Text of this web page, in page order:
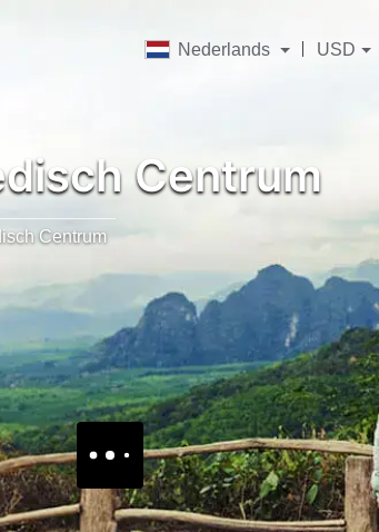
Nederlands USD
Centrum
Centrum